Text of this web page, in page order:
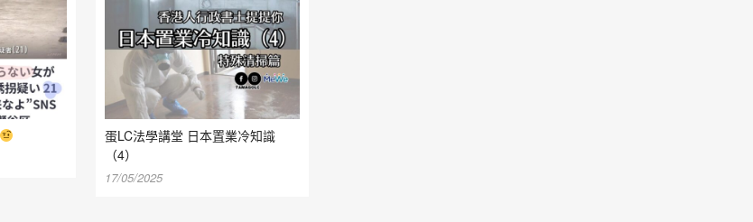
蛋LC法學講堂 日本置業冷知識
（4）
17/05/2025